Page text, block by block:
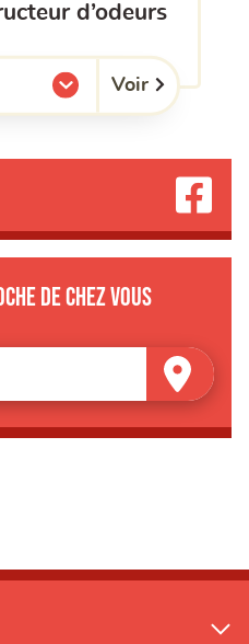
Voir
de chez vous